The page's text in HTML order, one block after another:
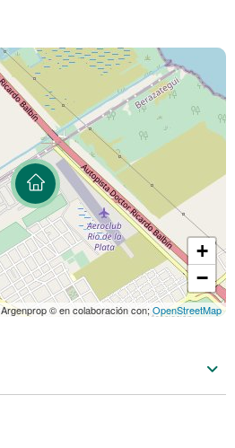
+
−
Argenprop © en colaboración con;OpenStreetMap